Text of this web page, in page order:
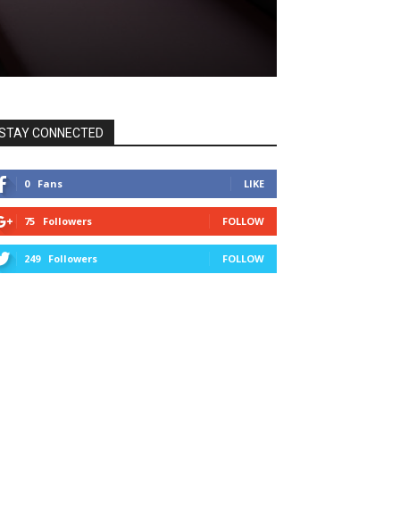
CONNECTED
0 Fans LIKE
75 Followers FOLLOW
249 Followers FOLLOW